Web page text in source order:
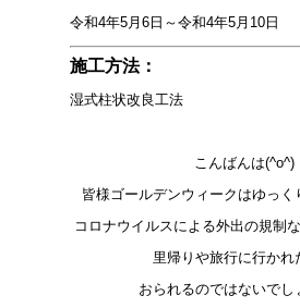
令和4年5月6日～令和4年5月10日
施工方法：
湿式柱状改良工法
こんばんは(^o^)
皆様ゴールデンウィークはゆっく
コロナウイルスによる外出の規制
里帰りや旅行に行かれ
おられるのではないでし